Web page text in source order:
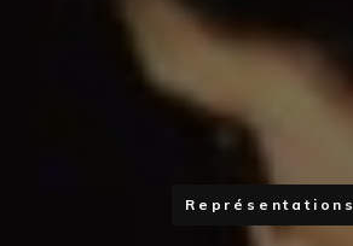
Représentations